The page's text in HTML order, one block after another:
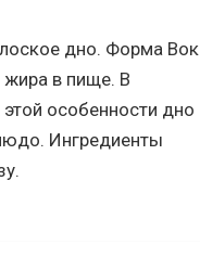
дно. Форма Вок
жира в пище. В
особенности дно
Ингредиенты